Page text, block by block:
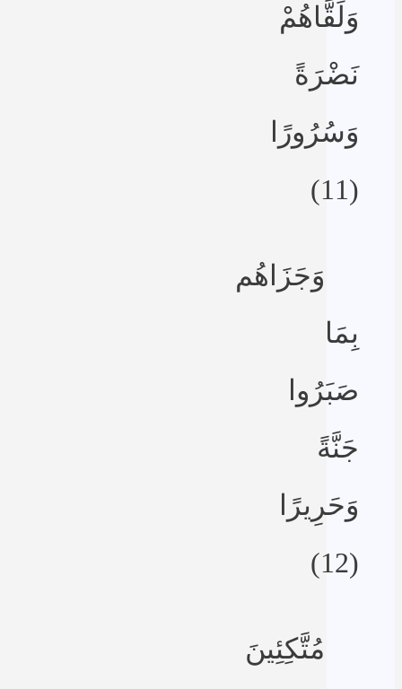
وَلَقَّاهُمْ
نَضْرَةً
وَسُرُورًا
(11)
وَجَزَاهُم
بِمَا
صَبَرُوا
جَنَّةً
وَحَرِيرًا
(12)
مُتَّكِئِينَ